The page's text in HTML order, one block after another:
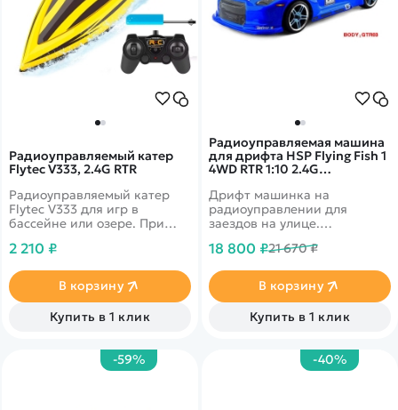
Радиоуправляемая машина
для дрифта HSP Flying Fish 1
4WD RTR 1:10 2.4G
Дрифт машинка на
радиоуправлении для
заездов на улице.
3500mAh аккумулятор.
колеса. Автомобиль снабжен
полным приводом 4WD и
специальными колесами.
Кузов GTR
18 800 ₽21 670 ₽
В корзину
Купить в 1 клик
Радиоуправляемый катер
Flytec V333, 2.4G RTR
Радиоуправляемый катер
Flytec V333 для игр в
бассейне или озере. При
использована новая
которая обеспечивает
прочность и
водонепроницаемость
катера.
2 210 ₽
В корзину
Купить в 1 клик
-59% -40%